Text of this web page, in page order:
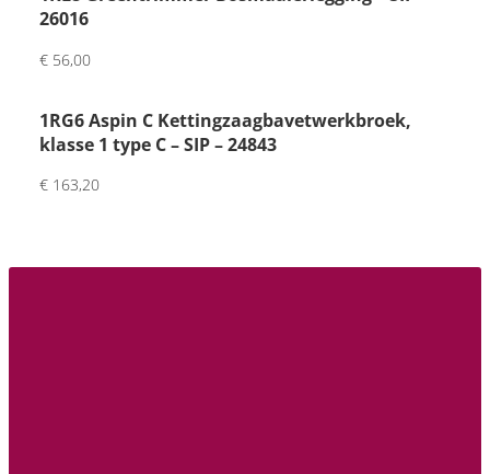
maa
r wel
geho
26016
€ 56,00
1RG6 Aspin C Kettingzaagbavetwerkbroek,
klasse 1 type C – SIP – 24843
€ 163,20